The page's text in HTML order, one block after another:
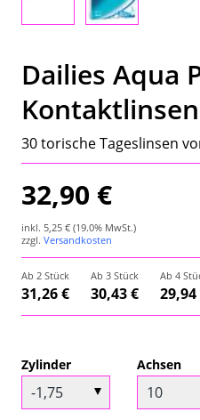
Wetterstation
Hygrometer
Über uns
Kontakt
Dailies Aqua
Kontaktlinsen
30 torische Tageslinsen
32,90 €
inkl. 5,25 € (19.0% MwSt.)
zzgl. Versandkosten
Ab 2 Stück
31,26 €
Ab 3 Stück
30,43 €
Ab 4
29,94
Zylinder Achsen